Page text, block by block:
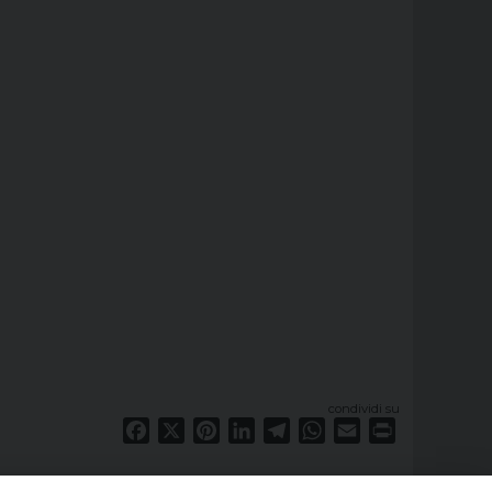
condividi su
Facebook PinterestLinkedInTelegramWhatsApp
Email